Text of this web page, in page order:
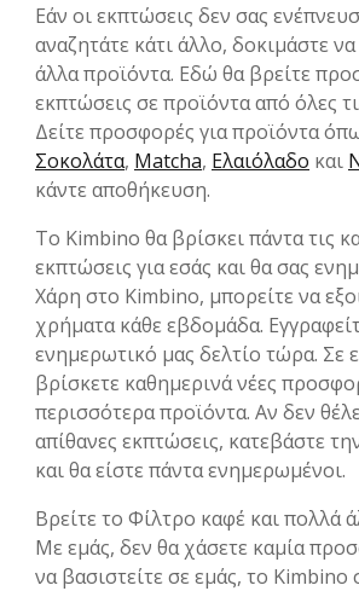
Εάν οι εκπτώσεις δεν σας
αναζητάτε κάτι άλλο, δοκιμάστε
άλλα προϊόντα. Εδώ θα βρείτε
εκπτώσεις σε προϊόντα από όλες
Δείτε προσφορές για προϊόντα
Σοκολάτα, Matcha, Ελαιόλαδο και
κάντε αποθήκευση.
Το Kimbino θα βρίσκει πάντα τις
εκπτώσεις για εσάς και θα σας
Χάρη στο Kimbino, μπορείτε να
χρήματα κάθε εβδομάδα.
ενημερωτικό μας δελτίο τώρα. Σε
βρίσκετε καθημερινά νέες
περισσότερα προϊόντα. Αν δεν
απίθανες εκπτώσεις, κατεβάστε
και θα είστε πάντα ενημερωμένοι.
Βρείτε το Φίλτρο καφέ και πολλά
Με εμάς, δεν θα χάσετε καμία
να βασιστείτε σε εμάς, το Kimbino